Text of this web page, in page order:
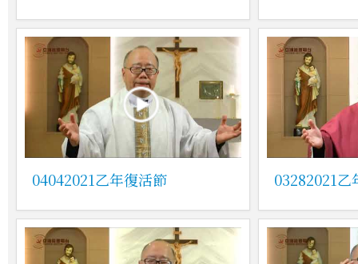
04042021乙年復活節 03282021乙